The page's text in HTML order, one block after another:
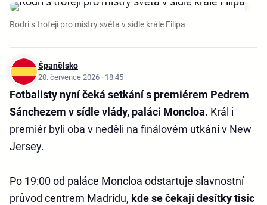
Rodri s trofejí pro mistry světa v sídle krále Filipa
Španělsko
20. července 2026 · 18:45
Fotbalisty nyní čeká setkání s premiérem Pedrem
Sánchezem v sídle vlády, paláci Moncloa. Král i
premiér byli oba v neděli na finálovém utkání v New
Jersey.
Po 19:00 od paláce Moncloa odstartuje slavnostní
průvod centrem Madridu, kde se čekají desítky tisíc